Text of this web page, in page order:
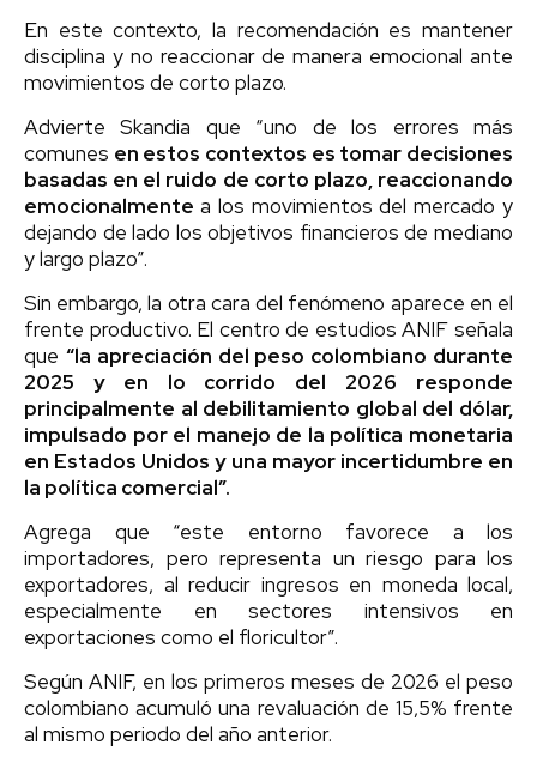
En este contexto, la recomendación es mantener
disciplina y no reaccionar de manera emocional ante
movimientos de corto plazo.
Advierte Skandia que “uno de los errores más
comunes en estos contextos es tomar decisiones
basadas en el ruido de corto plazo, reaccionando
emocionalmente a los movimientos del mercado y
dejando de lado los objetivos financieros de mediano
y largo plazo”.
Sin embargo, la otra cara del fenómeno aparece en el
frente productivo. El centro de estudios ANIF señala
que “la apreciación del peso colombiano durante
2025 y en lo corrido del 2026 responde
principalmente al debilitamiento global del dólar,
impulsado por el manejo de la política monetaria
en Estados Unidos y una mayor incertidumbre en
la política comercial”.
Agrega que “este entorno favorece a los
importadores, pero representa un riesgo para los
exportadores, al reducir ingresos en moneda local,
especialmente en sectores intensivos en
exportaciones como el floricultor”.
Según ANIF, en los primeros meses de 2026 el peso
colombiano acumuló una revaluación de 15,5% frente
al mismo periodo del año anterior.